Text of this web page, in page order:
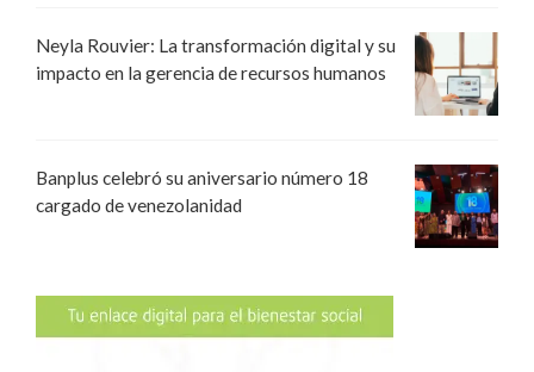
Neyla Rouvier: La transformación digital y su
impacto en la gerencia de recursos humanos
Banplus celebró su aniversario número 18
cargado de venezolanidad